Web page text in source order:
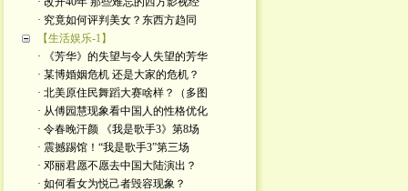
· 究竟如何评判美女？东西方趋同
【生活娱乐-1】
· 《芳华》的失望与令人失望的芳华
· 某博婚姻危机 还是大家的危机？
· 北美原住民舞蹈大赛啥样？（多图
· 从傅园慧现象看中国人的性格优化
· 令春晚汗颜 《我是歌手3》第8场
· 震撼踢馆！“我是歌手3”第三场
· 邓丽君愿不愿去中国大陆演出？
· 如何看女为悦己者毁容现象？